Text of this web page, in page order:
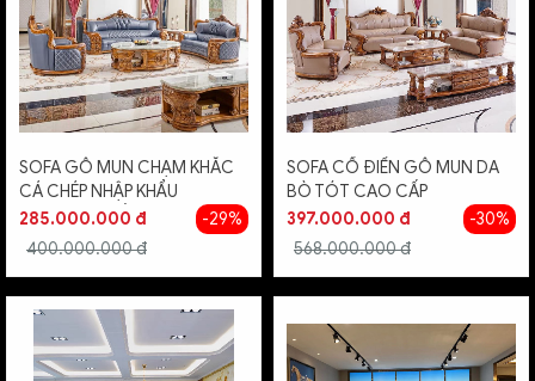
SOFA GỖ MUN CHẠM KHẮC
CÁ CHÉP NHẬP KHẨU
NGUYÊN CHIẾC
285.000.000 đ
400.000.000 đ
-29%
SOFA CỔ ĐIỂN GỖ MUN DA
BÒ TÓT CAO CẤP
397.000.000 đ
568.000.000 đ
-30%